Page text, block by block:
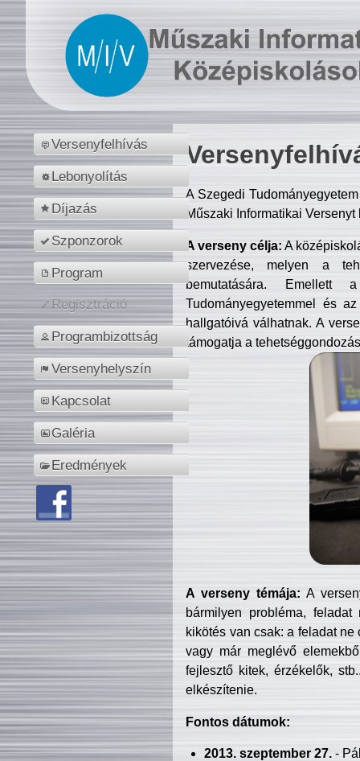
Versenyfelhívás
Lebonyolítás
Díjazás
Szponzorok
Program
Regisztráció
Programbizottság
Versenyhelyszín
Kapcsolat
Galéria
Eredmények
A Szegedi
Műszaki Informatikai
A verseny célja: A
szervezése, melyen a
bemutatására. Emellett
Tudományegyetemmel és
hallgatóivá válhatnak. A
támogatja a
A verseny témája: A
bármilyen probléma, feladat
kikötés van csak: a feladat
vagy már meglévő
fejlesztő kitek, érzékelők,
elkészítenie.
Fontos dátumok:
2013. szeptember 27.-